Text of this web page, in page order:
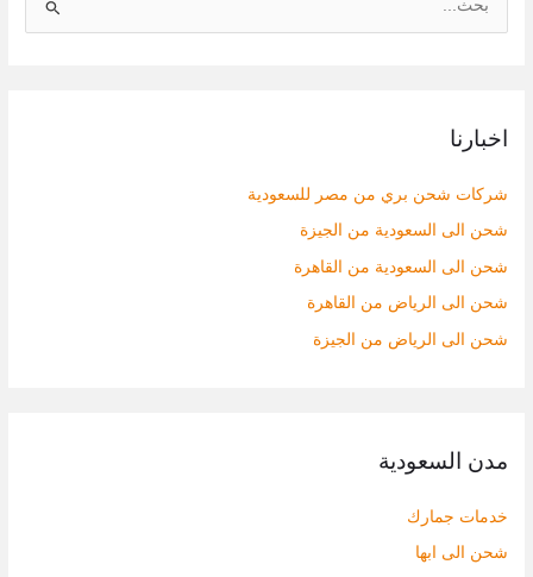
ث
ن
:
اخبارنا
شركات شحن بري من مصر للسعودية
شحن الى السعودية من الجيزة
شحن الى السعودية من القاهرة
شحن الى الرياض من القاهرة
شحن الى الرياض من الجيزة
مدن السعودية
خدمات جمارك
شحن الى ابها